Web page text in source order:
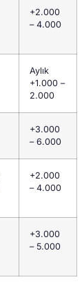
+2.000
– 4.000
Aylık
+1.000 –
2.000
+3.000
– 6.000
+2.000
– 4.000
+3.000
– 5.000